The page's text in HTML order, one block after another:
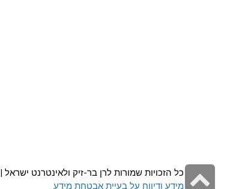
כל הזכויות שמורות לרן בר-זיק ולאינטרנט ישראל |
מידע ודיווח על בעיית אבטחת מידע
גלילה